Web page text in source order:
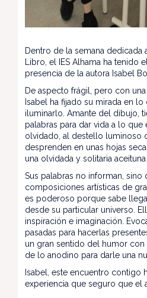
Dentro de la semana dedicada
Libro, el IES Alhama ha tenido
presencia de la autora Isabel
De aspecto frágil, pero con
Isabel ha fijado su mirada en
iluminarlo. Amante del dibujo,
palabras para dar vida a lo que
olvidado, al destello luminoso
desprenden en unas hojas
una olvidada y solitaria
Sus palabras no informan, sino
composiciones artísticas de
es poderoso porque sabe
desde su particular universo.
inspiración e imaginación.
pasadas para hacerlas
un gran sentido del humor con
de lo anodino para darle una
Isabel, este encuentro contigo
experiencia que seguro que el